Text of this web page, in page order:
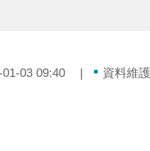
03 09:40 資料維